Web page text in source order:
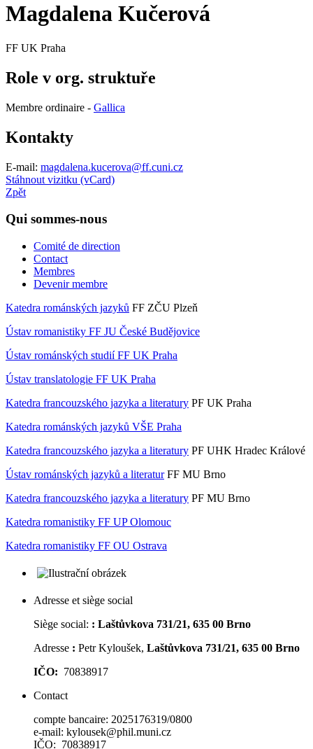
Magdalena Kučerová
FF UK Praha
Role v org. struktuře
Membre ordinaire - Gallica
Kontakty
E-mail: magdalena.kucerova@ff.cuni.cz
Stáhnout vizitku (vCard)
Zpět
Qui sommes-nous
Comité de direction
Contact
Membres
Devenir membre
Katedra románských jazyků FF ZČU Plzeň
Ústav romanistiky FF JU České Budějovice
Ústav románských studií FF UK Praha
Ústav translatologie FF UK Praha
Katedra francouzského jazyka a literatury PF UK Praha
Katedra románských jazyků VŠE Praha
Katedra francouzského jazyka a literatury PF UHK Hradec Králové
Ústav románských jazyků a literaturFF MU Brno
Katedra francouzského jazyka a literatury PF MU Brno
Katedra romanistiky FF UP Olomouc
Katedra romanistiky FF OU Ostrava
Adresse et siège social
Siège social: : Laštůvkova 731/21, 635 00 Brno
Adresse : Petr Kyloušek, Laštůvkova 731/21, 635 00 Brno
IČO: 70838917
Contact
compte bancaire: 2025176319/0800
e-mail: kylousek@phil.muni.cz
IČO: 70838917